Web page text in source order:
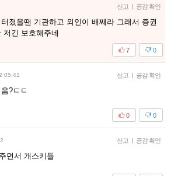
신고 | 공감 확인
졌을땐 기관하고 외인이 배째라 그래서 증권
저긴 보호해주네
0
7
05:41 신고 | 공감 확인
?ㄷㄷ
0
0
신고 | 공감 확인
면서 개스키들